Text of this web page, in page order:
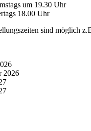
um 19.30 Uhr
18.00 Uhr
sind möglich
2026